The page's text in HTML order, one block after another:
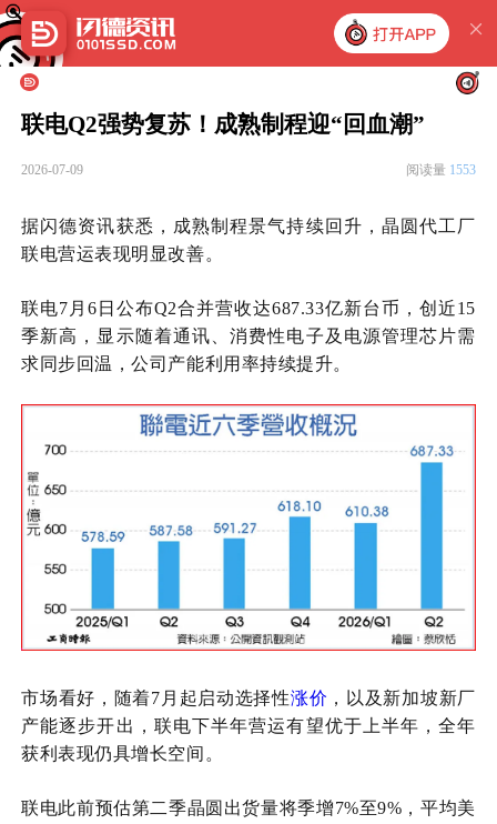
联电Q2强势复苏！成熟制程迎“回血潮”
2026-07-09 阅读量 1553
据闪德资讯获悉，成熟制程景气持续回升，晶圆代工厂
联电营运表现明显改善。
联电7月6日公布Q2合并营收达687.33亿新台币，创近15
季新高，显示随着通讯、消费性电子及电源管理芯片需
求同步回温，公司产能利用率持续提升。
市场看好，随着7月起启动选择性涨价 ，以及新加坡新厂
产能逐步开出，联电下半年营运有望优于上半年，全年
获利表现仍具增长空间。
联电此前预估第二季晶圆出货量将季增7%至9%，平均美